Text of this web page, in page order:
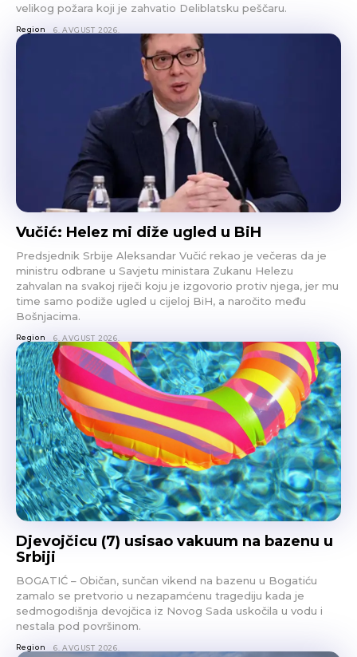
velikog požara koji je zahvatio Deliblatsku peščaru.
Region 6. AVGUST 2026.
Vučić: Helez mi diže ugled u BiH
Predsjednik Srbije Aleksandar Vučić rekao je večeras da je
ministru odbrane u Savjetu ministara Zukanu Helezu
zahvalan na svakoj riječi koju je izgovorio protiv njega, jer mu
time samo podiže ugled u cijeloj BiH, a naročito među
Bošnjacima.
Region 6. AVGUST 2026.
Djevojčicu (7) usisao vakuum na bazenu u
Srbiji
BOGATIĆ – Običan, sunčan vikend na bazenu u Bogatiću
zamalo se pretvorio u nezapamćenu tragediju kada je
sedmogodišnja devojčica iz Novog Sada uskočila u vodu i
nestala pod površinom.
Region 6. AVGUST 2026.